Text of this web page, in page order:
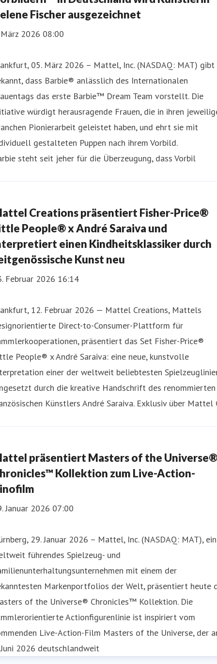
Fischer ausgezeichnet
2026 08:00
05. März 2026 – Mattel, Inc. (NASDAQ: MAT) gibt
dass Barbie® anlässlich des Internationalen
das erste Barbie™ Dream Team vorstellt. Die
würdigt herausragende Frauen, die in ihren
Pionierarbeit geleistet haben, und ehrt sie mit
gestalteten Puppen nach ihrem Vorbild.
steht seit jeher für die Überzeugung, dass Vorbil
Creations präsentiert Fisher-Price®
People® x André Saraiva und
einen Kindheitsklassiker durch
Kunst neu
Februar 2026 16:14
12. Februar 2026 — Mattel Creations, Mattels
Direct-to-Consumer-Plattform für
präsentiert das Set Fisher-Price®
People® x André Saraiva: eine neue, kunstvolle
einer der weltweit beliebtesten
durch die kreative Handschrift des renommierten
Künstlers André Saraiva. Exklusiv über Mattel
präsentiert Masters of the Universe®
Kollektion zum Live-Action-
Januar 2026 07:00
29. Januar 2026 – Mattel, Inc. (NASDAQ: MAT), ein
führendes Spielzeug- und
mit einem der
Markenportfolios der Welt, präsentiert heute
of the Universe® Chronicles™ Kollektion. Die
Actionfigurenlinie ist inspiriert vom
Live-Action-Film Masters of the Universe, der
2026 deutschlandweit